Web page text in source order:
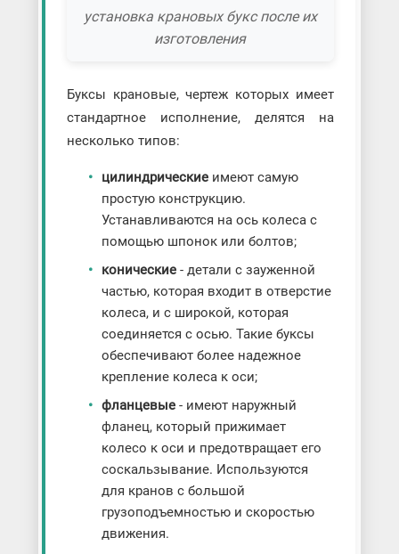
установка крановых букс после их
изготовления
Буксы крановые, чертеж которых имеет
стандартное исполнение, делятся на
несколько типов:
цилиндрические имеют самую
простую конструкцию.
Устанавливаются на ось колеса с
помощью шпонок или болтов;
конические - детали с зауженной
частью, которая входит в отверстие
колеса, и с широкой, которая
соединяется с осью. Такие буксы
обеспечивают более надежное
крепление колеса к оси;
фланцевые - имеют наружный
фланец, который прижимает
колесо к оси и предотвращает его
соскальзывание. Используются
для кранов с большой
грузоподъемностью и скоростью
движения.